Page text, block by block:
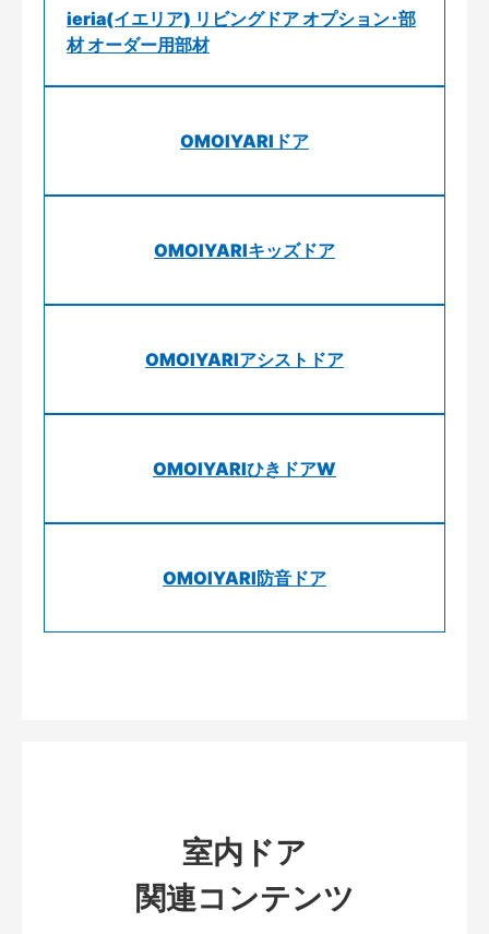
ieria(イエリア) リビングドア オプション･部
材 オーダー用部材
OMOIYARIドア
OMOIYARIキッズドア
OMOIYARIアシストドア
OMOIYARIひきドアW
OMOIYARI防音ドア
室内ドア
関連コンテンツ